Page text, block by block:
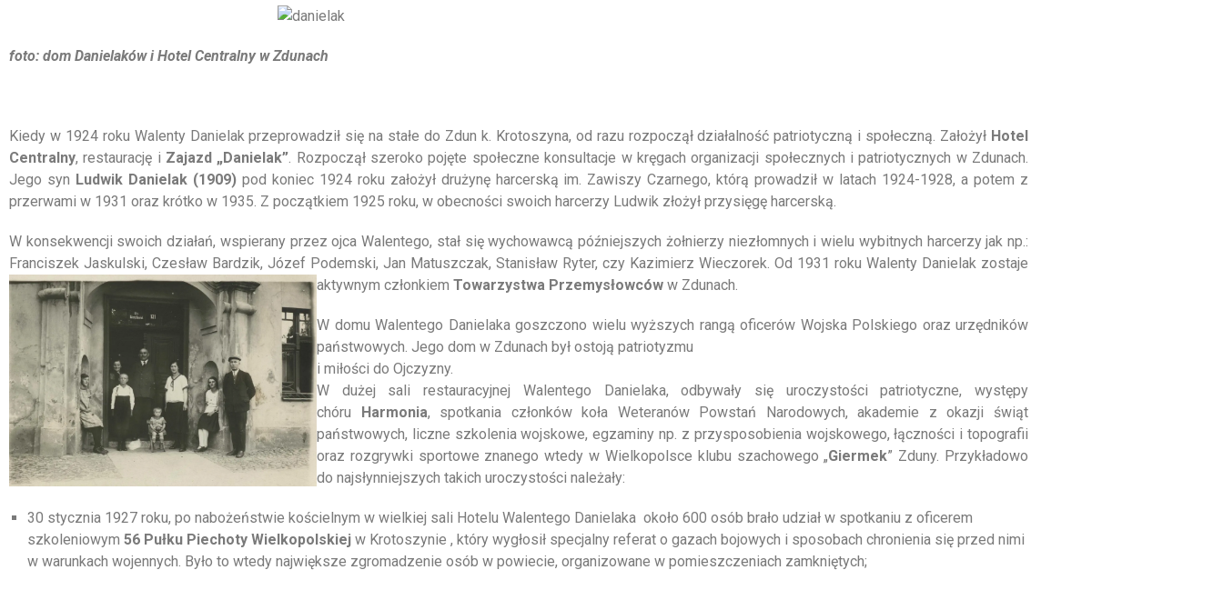
foto: dom Danielaków i Hotel Centralny w Zdunach
Kiedy w 1924 roku Walenty Danielak przeprowadził się na stałe do Zdun k. Krotoszyna, od razu rozpoczął działalność patriotyczną i społeczną. Założył Hotel
Centralny, restaurację i Zajazd „Danielak” . Rozpoczął szeroko pojęte społeczne konsultacje w kręgach organizacji społecznych i patriotycznych w Zdunach.
Jego syn Ludwik Danielak (1909)pod koniec 1924 roku założył drużynę harcerską im. Zawiszy Czarnego, którą prowadził w latach 1924-1928, a potem z
przerwami w 1931 oraz krótko w 1935. Z początkiem 1925 roku, w obecności swoich harcerzy Ludwik złożył przysięgę harcerską.
W konsekwencji swoich działań, wspierany przez ojca Walentego, stał się wychowawcą późniejszych żołnierzy niezłomnych i wielu wybitnych harcerzy jak np.:
Franciszek Jaskulski, Czesław Bardzik, Józef Podemski, Jan Matuszczak, Stanisław Ryter, czy Kazimierz Wieczorek. Od 1931 roku Walenty Danielak zostaje
aktywnym członkiem Towarzystwa Przemysłowców w Zdunach.
W domu Walentego Danielaka goszczono wielu wyższych rangą oficerów Wojska Polskiego oraz urzędników
państwowych. Jego dom w Zdunach był ostoją patriotyzmu
i miłości do Ojczyzny.
W dużej sali restauracyjnej Walentego Danielaka, odbywały się uroczystości patriotyczne, występy
chóru Harmonia, spotkania członków koła Weteranów Powstań Narodowych, akademie z okazji świąt
państwowych, liczne szkolenia wojskowe, egzaminy np. z przysposobienia wojskowego, łączności i topografii
oraz rozgrywki sportowe znanego wtedy w Wielkopolsce klubu szachowego „Giermek” Zduny. Przykładowo
do najsłynniejszych takich uroczystości należały:
30 stycznia 1927 roku, po nabożeństwie kościelnym w wielkiej sali Hotelu Walentego Danielaka około 600 osób brało udział w spotkaniu z oficerem
szkoleniowym 56 Pułku Piechoty Wielkopolskiej w Krotoszynie , który wygłosił specjalny referat o gazach bojowych i sposobach chronienia się przed nimi
w warunkach wojennych. Było to wtedy największe zgromadzenie osób w powiecie, organizowane w pomieszczeniach zamkniętych;